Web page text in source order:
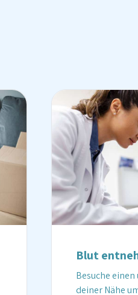
Blut
Besuche
deiner Nähe